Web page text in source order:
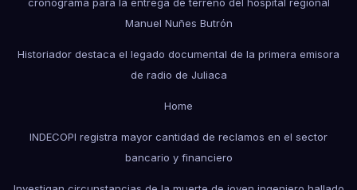
cronograma para la entrega de terreno del hospital regional
Manuel Nuñes Butrón
Historiador destaca el legado documental de la primera emisora
de radio de Juliaca
Home
INDECOPI registra mayor cantidad de reclamos en el sector
bancario y financiero